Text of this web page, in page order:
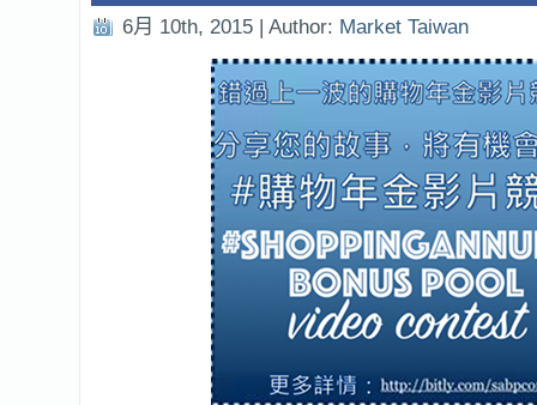
6月 10th, 2015 | Author: Market Taiwan